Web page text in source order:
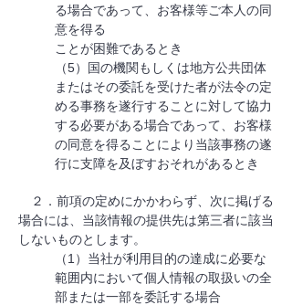
る場合であって、お客様等ご本人の同
意を得る
ことが困難であるとき
（5）国の機関もしくは地方公共団体
またはその委託を受けた者が法令の定
める事務を遂行することに対して協力
する必要がある場合であって、お客様
の同意を得ることにより当該事務の遂
行に支障を及ぼすおそれがあるとき
​ ２．前項の定めにかかわらず、次に掲げる
場合には、当該情報の提供先は第三者に該当
しないものとします。
（1）当社が利用目的の達成に必要な
範囲内において個人情報の取扱いの全
部または一部を委託する場合